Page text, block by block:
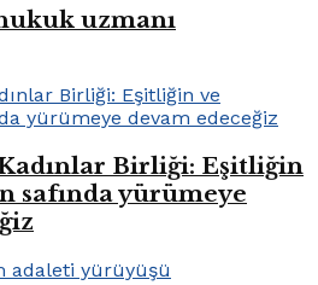
uzmanı
Birliği: Eşitliğin
safında yürümeye